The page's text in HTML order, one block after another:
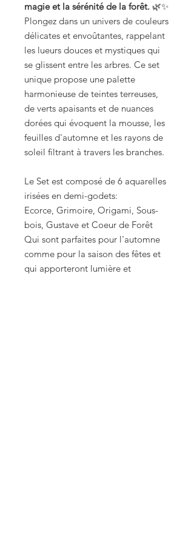
magie et la sérénité de la forêt. 🌿✨
Plongez dans un univers de couleurs
délicates et envoûtantes, rappelant
les lueurs douces et mystiques qui
se glissent entre les arbres. Ce set
unique propose une palette
harmonieuse de teintes terreuses,
de verts apaisants et de nuances
dorées qui évoquent la mousse, les
feuilles d'automne et les rayons de
soleil filtrant à travers les branches.
Le Set est composé de 6 aquarelles
irisées en demi-godets:
Ecorce, Grimoire, Origami, Sous-
bois, Gustave et Coeur de Forêt
Qui sont parfaites pour l'automne
comme pour la saison des fêtes et
qui apporteront lumière et